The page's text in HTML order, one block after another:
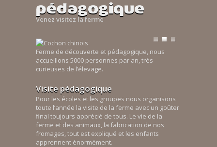
pédagogique
Venez visitez la ferme
Ferme de découverte et pédagogique, nous
accueillons 5000 personnes par an, trés
curieuses de l’élevage.
Visite pédagogique
Pour les écoles et les groupes nous organisons
toute l’année la visite de la ferme avec un goûter
final toujours apprécié de tous. Le vie de la
ferme et des animaux, la fabrication de nos
fromages, tout est expliqué et les enfants
apprennent énormément.